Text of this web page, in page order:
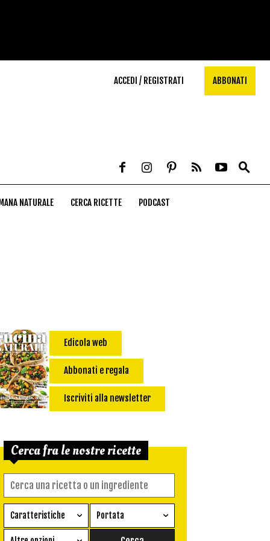
ACCEDI / REGISTRATI ABBONATI
NATURALE CERCA RICETTE PODCAST
Edicola web
Abbonati e regala
Iscriviti alla newsletter
Cerca fra le nostre ricette
Caratteristiche
Ricetta vegetariana
Portata
Antipasto